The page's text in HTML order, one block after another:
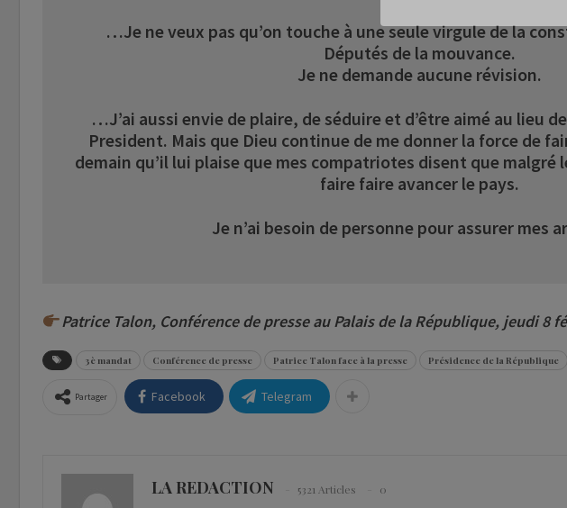
…Je ne veux pas qu’on touche à une seule virgule de la
Députés de la mouvance.
Je ne demande aucune révision.
…J’ai aussi envie de plaire, de séduire et d’être aimé au lieu
President. Mais que Dieu continue de me donner la force de
demain qu’il lui plaise que mes compatriotes disent que malgré
faire faire avancer le pays.
Je n’ai besoin de personne pour assurer mes
Patrice Talon, Conférence de presse au Palais de la République, jeudi 8
3è mandat Conférence de presse Patrice Talon face à la presse Présidence de la République
Partager Facebook Telegram
LA REDACTION 5321 Articles
0